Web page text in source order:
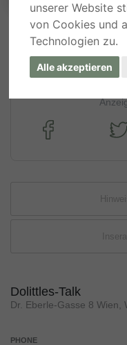
unserer Website
von Cookies und
Technologien zu.
Alle akzeptieren
Dolittles-Talk
Dr. Eberle-Gasse 8 Wien,
PHONE